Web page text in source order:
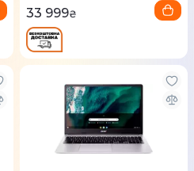
33 999₴